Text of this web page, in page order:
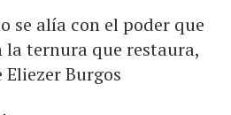
se alía con el poder que
la ternura que restaura,
Eliezer Burgos